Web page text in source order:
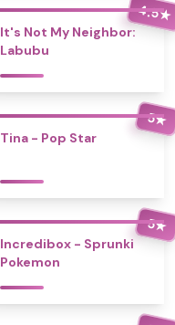
4.5★
It's Not My Neighbor:
Labubu
5★
Tina - Pop Star
5★
Incredibox - Sprunki
Pokemon